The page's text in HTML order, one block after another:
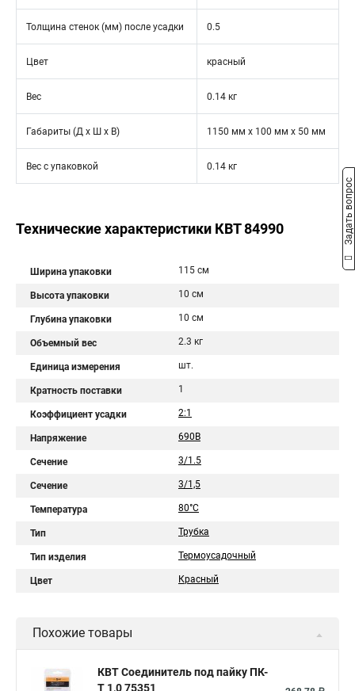
Толщина стенок (мм) после усадки 0.5
Цвет красный
Вес 0.14 кг
Габариты (Д х Ш х В) 1150 мм x 100 мм x 50 мм
Вес с упаковкой 0.14 кг
Технические характеристики КВТ 84990
Ширина упаковки 115 см
Высота упаковки 10 см
Глубина упаковки 10 см
Объемный вес 2.3 кг
Единица измерения шт.
Кратность поставки 1
Коэффициент усадки 2:1
Напряжение 690В
Сечение 3/1.5
Сечение 3/1,5
Температура 80°С
Тип Трубка
Тип изделия Термоусадочный
Цвет Красный
Похожие товары
КВТ Соединитель под пайку ПК-
Т 1,0 75351
Задать вопрос